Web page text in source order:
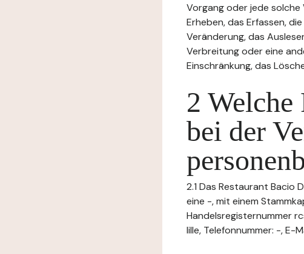
Vorgang oder jede solche
Erheben, das Erfassen,
Veränderung, das
Verbreitung oder eine
Einschränkung, das
2 Welche
bei der
2.1 Das Restaurant
eine -, mit einem
Handelsregisternummer
lille, Telefonnummer: -, E-